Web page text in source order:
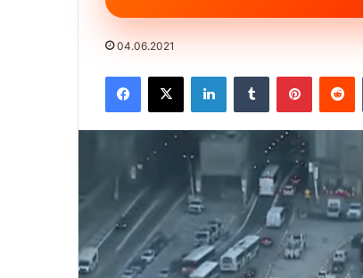
04.06.2021